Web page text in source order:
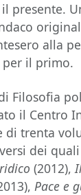
presente.
alla
per il primo.
Filosofia
il Centro
trenta
dei
(2012),
Pace e